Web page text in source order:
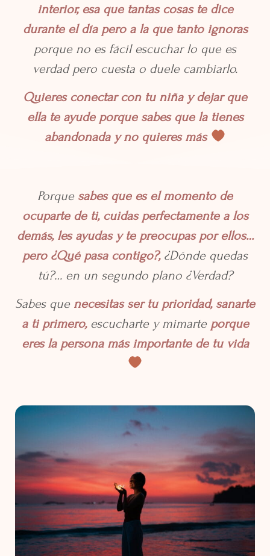
interior, esa que tantas cosas te dice
durante el día pero a la que tanto ignoras
porque no es fácil escuchar lo que es
verdad pero cuesta o duele cambiarlo.
Quieres conectar con tu niña y dejar que
ella te ayude porque sabes que la tienes
abandonada y no quieres más
Porque sabes que es el momento de
ocuparte de ti, cuidas perfectamente a los
demás, les ayudas y te preocupas por ellos…
pero ¿Qué pasa contigo?, ¿Dónde quedas
tú?… en un segundo plano ¿Verdad?
Sabes que necesitas ser tu prioridad, sanarte
a ti primero, escucharte y mimarte porque
eres la persona más importante de tu vida